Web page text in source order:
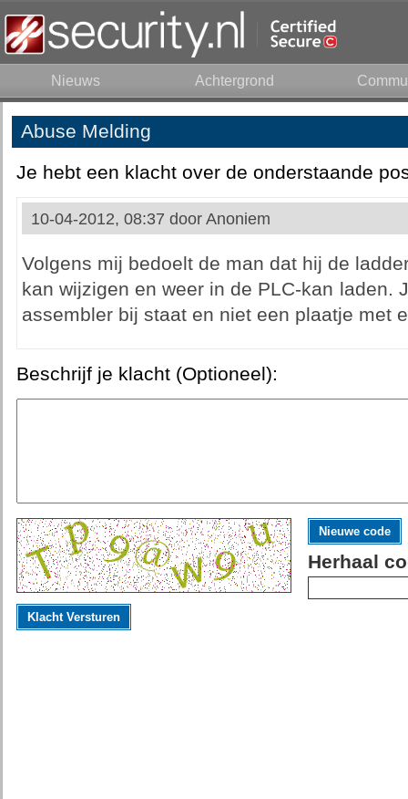
Nieuws Achtergrond
Abuse Melding
Je hebt een klacht over de onderstaande
10-04-2012, 08:37 door Anoniem
Volgens mij bedoelt de man dat hij de
kan wijzigen en weer in de PLC-kan laden.
assembler bij staat en niet een plaatje met
Beschrijf je klacht (Optioneel):
Nieuwe code
Herhaal
Klacht Versturen